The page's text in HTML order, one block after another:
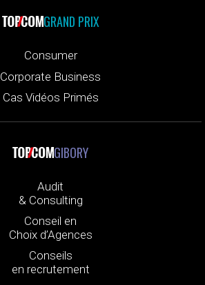
GRAND PRIX
Consumer
Corporate Business
Cas Vidéos Primés
GIBORY
Audit
& Consulting
Conseil en
Choix d’Agences
Conseils
en recrutement